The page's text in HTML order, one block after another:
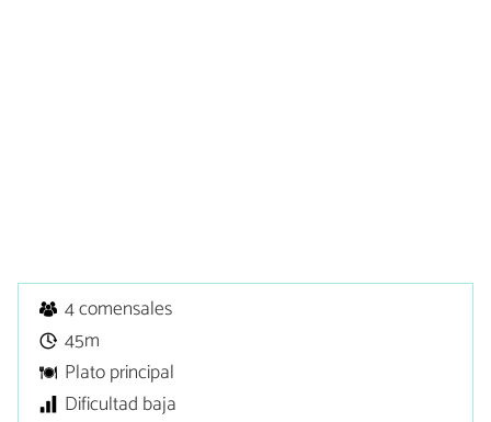
4 comensales
45m
Plato principal
Dificultad baja